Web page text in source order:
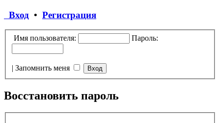
Вход • Регистрация
Имя пользователя: Пароль:
| Запомнить меня
Восстановить пароль